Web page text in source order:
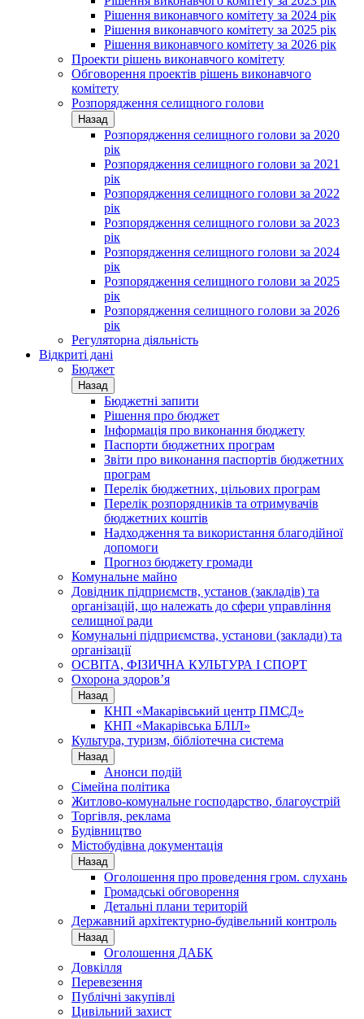
Рішення виконавчого комітету за 2024 рік
Рішення виконавчого комітету за 2025 рік
Рішення виконавчого комітету за 2026 рік
Проекти рішень виконавчого комітету
Обговорення проектів рішень виконавчого
комітету
Розпорядження селищного голови
Назад
Розпорядження селищного голови за 2020
рік
Розпорядження селищного голови за 2021
рік
Розпорядження селищного голови за 2022
рік
Розпорядження селищного голови за 2023
рік
Розпорядження селищного голови за 2024
рік
Розпорядження селищного голови за 2025
рік
Розпорядження селищного голови за 2026
рік
Регуляторна діяльність
Відкриті дані
Бюджет
Назад
Бюджетні запити
Рішення про бюджет
Інформація про виконання бюджету
Паспорти бюджетних програм
Звіти про виконання паспортів бюджетних
програм
Перелік бюджетних, цільових програм
Перелік розпорядників та отримувачів
бюджетних коштів
Надходження та використання благодійної
допомоги
Прогноз бюджету громади
Комунальне майно
Довідник підприємств, установ (закладів) та
організацій, що належать до сфери управління
селищної ради
Комунальні підприємства, установи (заклади) та
організації
ОСВІТА, ФІЗИЧНА КУЛЬТУРА І СПОРТ
Охорона здоров’я
Назад
КНП «Макарівський центр ПМСД»
КНП «Макарівська БЛІЛ»
Культура, туризм, бібліотечна система
Назад
Анонси подій
Сімейна політика
Житлово-комунальне господарство, благоустрій
Торгівля, реклама
Будівництво
Містобудівна документація
Назад
Оголошення про проведення гром. слухань
Громадські обговорення
Детальні плани територій
Державний архітектурно-будівельний контроль
Назад
Оголошення ДАБК
Довкілля
Перевезення
Публічні закупівлі
Цивільний захист